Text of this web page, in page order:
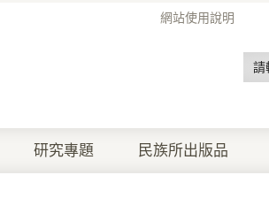
網站使用說明
研究專題 民族所出版品